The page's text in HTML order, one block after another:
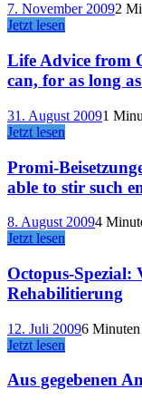
7. November 20092
Jetzt lesen
Life Advice from
can, for as long
31. August 20091
Jetzt lesen
Promi-
able to stir such
8. August 20094
Jetzt lesen
Octopus-Spezial:
Rehabilitierung
12. Juli 20096
Jetzt lesen
Aus gegebenen